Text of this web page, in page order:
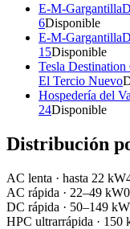
E-M-
6Disponible
E-M-
15Disponible
Tesla
El Tercio Nuevo
Hospedería del
24Disponible
Distribución
AC lenta · hasta 22 kW
AC rápida · 22–49 kW0
DC rápida · 50–149 kW
HPC ultrarrápida · 150